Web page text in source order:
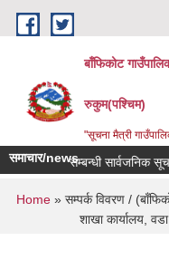
Skip to main content
बाँफिकोट
रुकुम(पश्चिम)
"सूचना मैत्री
समाचार/news
कारबाही सम्बन्धी सार्वजनिक सूचना !
You are here
Home » सम्पर्क विवरण /
शाखा कार्यालय,